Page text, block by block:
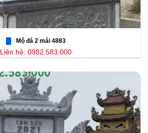
Mộ đá 2 mái 4883
Liên hệ: 0982.583.000